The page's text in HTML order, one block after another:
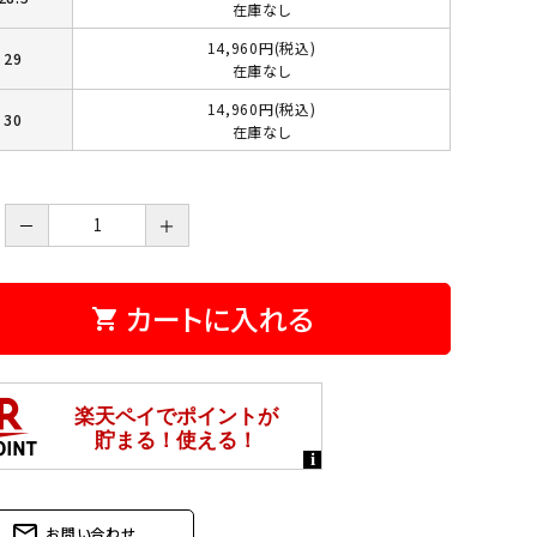
在庫なし
29
14,960円(税込)
在庫なし
30
14,960円(税込)
在庫なし
－ ＋
shopping_cart カートに入れる
お問い合わせ